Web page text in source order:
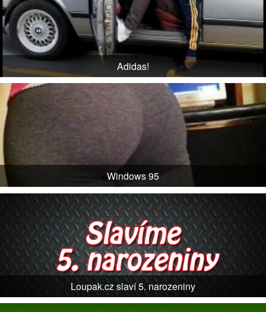
Adidas!
Windows 95
Loupak.cz slaví 5. narozeniny